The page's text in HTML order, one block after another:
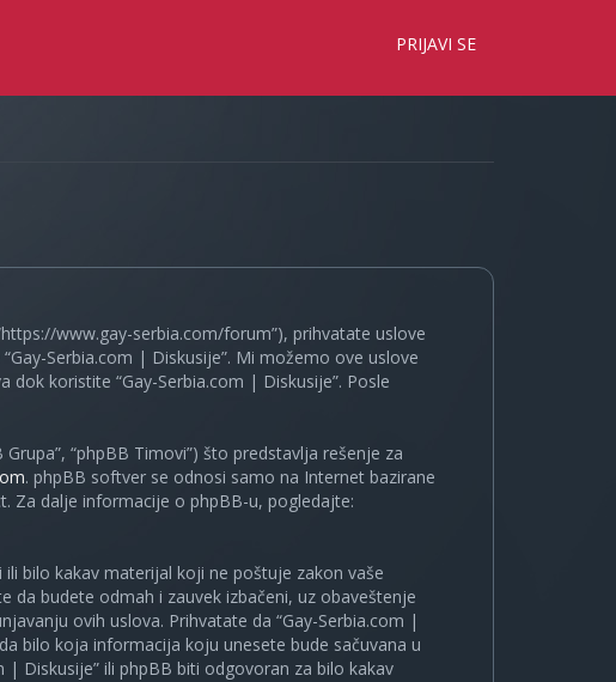
PRIJAVI SE
www.gay-serbia.com/forum”), prihvatate uslove
Serbia.com | Diskusije”. Mi možemo ove uslove
koristite “Gay-Serbia.com | Diskusije”. Posle
“phpBB Timovi”) što predstavlja rešenje za
. phpBB softver se odnosi samo na Internet bazirane
Za dalje informacije o phpBB-u, pogledajte:
bilo kakav materijal koji ne poštuje zakon vaše
da budete odmah i zauvek izbačeni, uz obaveštenje
ovih uslova. Prihvatate da “Gay-Serbia.com |
bilo koja informacija koju unesete bude sačuvana u
| Diskusije” ili phpBB biti odgovoran za bilo kakav